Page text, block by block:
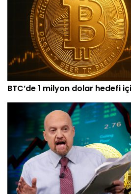
BTC’de 1 milyon dolar hedefi